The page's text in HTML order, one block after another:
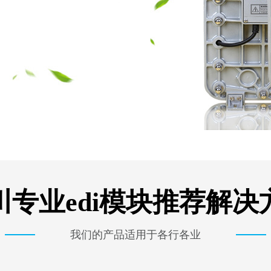
专业edi模块推荐解决
我们的产品适用于各行各业